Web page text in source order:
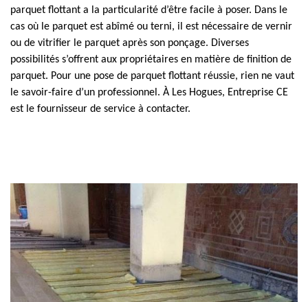
parquet flottant a la particularité d’être facile à poser. Dans le
cas où le parquet est abîmé ou terni, il est nécessaire de vernir
ou de vitrifier le parquet après son ponçage. Diverses
possibilités s’offrent aux propriétaires en matière de finition de
parquet. Pour une pose de parquet flottant réussie, rien ne vaut
le savoir-faire d’un professionnel. À Les Hogues, Entreprise CE
est le fournisseur de service à contacter.